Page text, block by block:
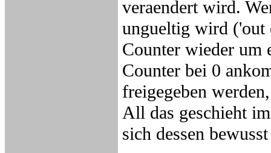
veraendert wird.
ungueltig wird ('out
Counter wieder um
Counter bei 0
freigegeben
All das geschieht
sich dessen